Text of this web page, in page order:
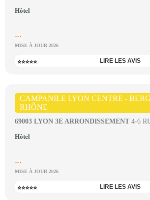
Hôtel
...
MISE À JOUR 2026
⭐⭐⭐⭐⭐ LIRE LES AVIS
CAMPANILE LYON CENTRE -
RHÔNE
69003 LYON 3E ARRONDISSEMENT 4-6
Hôtel
...
MISE À JOUR 2026
⭐⭐⭐⭐⭐ LIRE LES AVIS